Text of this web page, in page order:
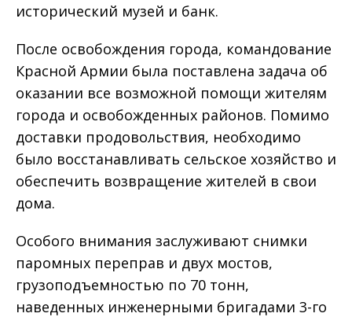
исторический музей и банк.
После освобождения города, командование
Красной Армии была поставлена задача об
оказании все возможной помощи жителям
города и освобожденных районов. Помимо
доставки продовольствия, необходимо
было восстанавливать сельское хозяйство и
обеспечить возвращение жителей в свои
дома.
Особого внимания заслуживают снимки
паромных переправ и двух мостов,
грузоподъемностью по 70 тонн,
наведенных инженерными бригадами 3-го